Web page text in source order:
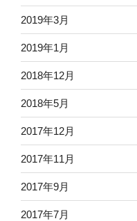
2019年3月
2019年1月
2018年12月
2018年5月
2017年12月
2017年11月
2017年9月
2017年7月